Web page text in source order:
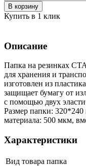
В корзину
Купить в 1 клик
Описание
Папка на резинках
для хранения и
изготовлен из
защищает бумагу от
с помощью двух
Размер папки:
материала: 500 мкм,
Характеристики
Вид товара папка